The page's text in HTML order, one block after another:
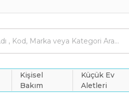
Kişisel
Bakım
Küçük Ev
Aletleri